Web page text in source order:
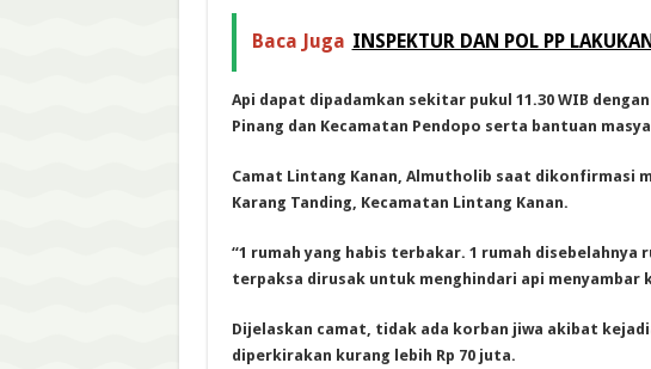
Baca Juga INSPEKTUR DAN POL PP
Api dapat dipadamkan sekitar pukul 11.30 WIB
Pinang dan Kecamatan Pendopo serta bantuan
Camat Lintang Kanan, Almutholib saat dikonfirmasi
Karang Tanding, Kecamatan Lintang Kanan.
“1 rumah yang habis terbakar. 1 rumah disebelahnya
terpaksa dirusak untuk menghindari api menyambar
Dijelaskan camat, tidak ada korban jiwa akibat
diperkirakan kurang lebih Rp 70 juta.